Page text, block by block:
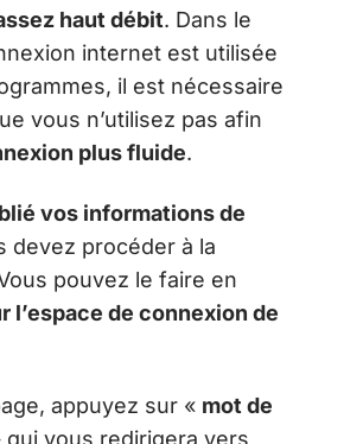
haut débit. Dans le
internet est utilisée
il est nécessaire
vous n’utilisez pas afin
plus fluide.
vos informations de
devez procéder à la
pouvez le faire en
l’espace de connexion de
appuyez sur « mot de